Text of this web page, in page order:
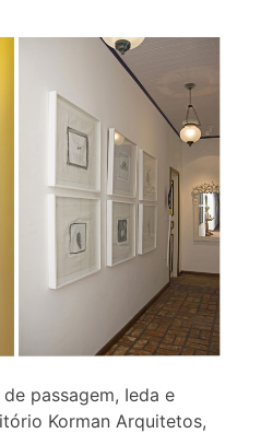
passagem, Ieda e
Korman Arquitetos,